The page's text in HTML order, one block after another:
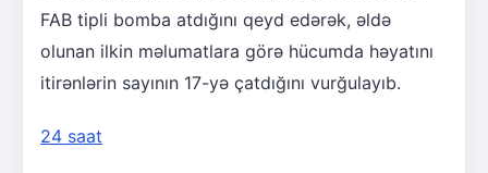
FAB tipli bomba atdığını qeyd edərək, əldə
olunan ilkin məlumatlara görə hücumda həyatını
itirənlərin sayının 17-yə çatdığını vurğulayıb.
24 saat